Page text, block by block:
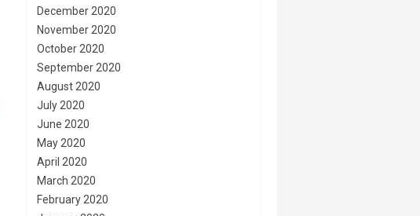
December 2020
November 2020
October 2020
September 2020
August 2020
July 2020
June 2020
May 2020
April 2020
March 2020
February 2020